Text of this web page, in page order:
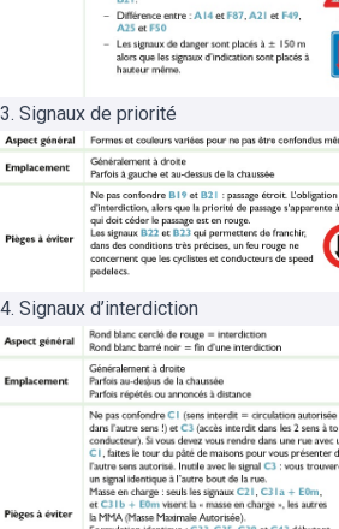
3. Signaux de priorité
4. Signaux d’interdiction